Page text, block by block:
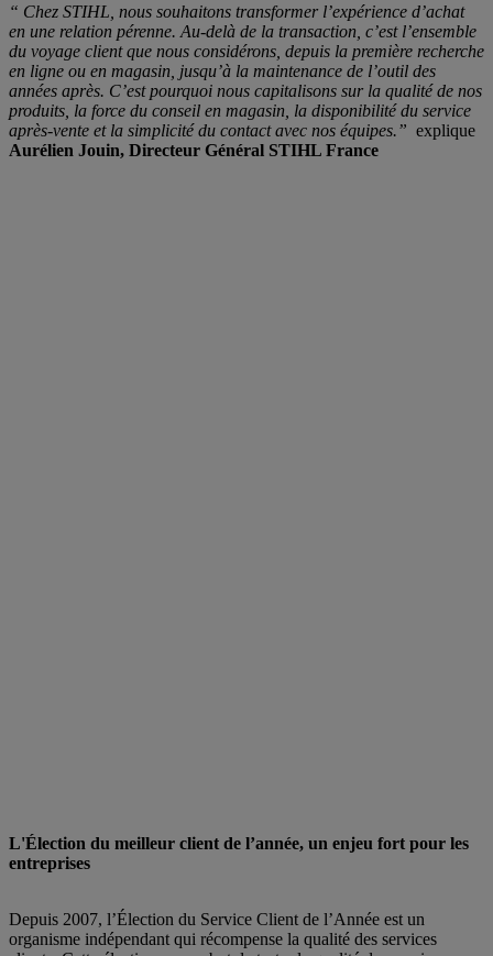
“ Chez STIHL, nous souhaitons transformer l’expérience d’achat
en une relation pérenne. Au-delà de la transaction, c’est l’ensemble
du voyage client que nous considérons, depuis la première recherche
en ligne ou en magasin, jusqu’à la maintenance de l’outil des
années après. C’est pourquoi nous capitalisons sur la qualité de nos
produits, la force du conseil en magasin, la disponibilité du service
après-vente et la simplicité du contact avec nos équipes.” explique
Aurélien Jouin, Directeur Général STIHL France
L'Élection du meilleur client de l’année, un enjeu fort pour les
entreprises
Depuis 2007, l’Élection du Service Client de l’Année est un
organisme indépendant qui récompense la qualité des services